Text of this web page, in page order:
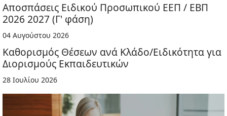
Αποσπάσεις Ειδικού Προσωπικού ΕΕΠ / ΕΒΠ
2026 2027 (Γ' φάση)
04 Αυγούστου 2026
Καθορισμός Θέσεων ανά Κλάδο/Ειδικότητα για
Διορισμούς Εκπαιδευτικών
28 Ιουλίου 2026